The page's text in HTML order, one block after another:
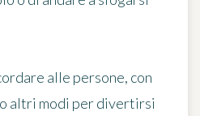
alle persone, con
altri modi per divertirsi